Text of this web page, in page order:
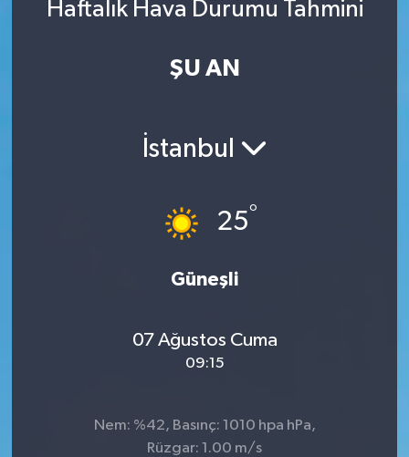
Haftalık Hava Durumu Tahmini
ŞU AN
İstanbul
25°
Güneşli
07 Ağustos Cuma
09:15
Nem: %42, Basınç: 1010 hpa hPa,
Rüzgar: 1.00 m/s
Teknoloji
Tüm Manşetler